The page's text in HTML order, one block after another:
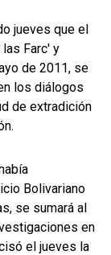
jueves que el
Farc' y
de 2011, se
los diálogos
de extradición
Bolivariano
se sumará al
en
el jueves la